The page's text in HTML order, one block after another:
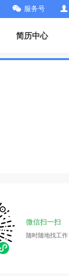
服务号
简历中心
微信扫一扫
随时随地找工作